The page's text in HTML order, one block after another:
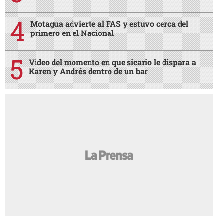
Motagua advierte al FAS y estuvo cerca del
primero en el Nacional
Video del momento en que sicario le dispara a
Karen y Andrés dentro de un bar